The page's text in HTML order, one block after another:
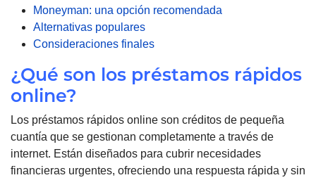
Moneyman: una opción recomendada
Alternativas populares
Consideraciones finales
¿Qué son los préstamos rápidos
online?
Los préstamos rápidos online son créditos de pequeña
cuantía que se gestionan completamente a través de
internet. Están diseñados para cubrir necesidades
financieras urgentes, ofreciendo una respuesta rápida y sin